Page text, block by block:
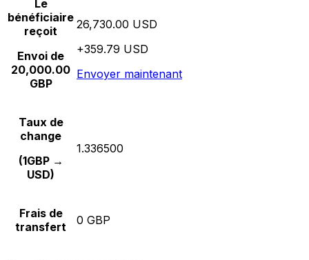
Le
bénéficiaire
reçoit
Envoi de
20,000.00
GBP
26,730.00 USD
+359.79 USD
Envoyer maintenant
Taux de
change
(1GBP →
USD)
1.336500
Frais de
transfert
0 GBP